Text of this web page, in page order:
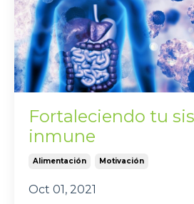
Fortaleciendo tu
inmune
Alimentación Motivación
Oct 01, 2021